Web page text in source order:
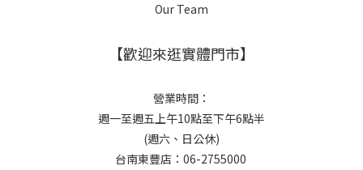
Our Team
【歡迎來逛實體門市】
營業時間：
週一至週五上午10點至下午6點半
(週六、日公休)
台南東豐店：06-2755000